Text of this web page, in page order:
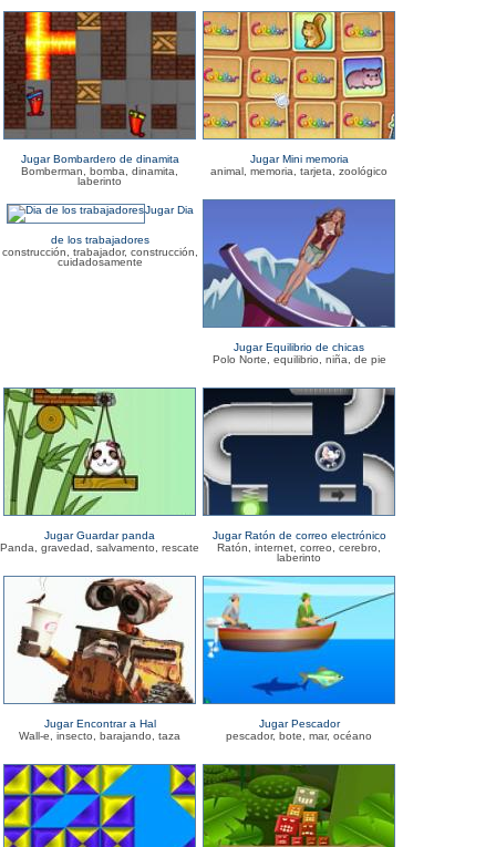
Jugar Bombardero de dinamita
Bomberman, bomba, dinamita,
laberinto
Jugar Mini memoria
animal, memoria, tarjeta, zoológico
Jugar Dia
de los trabajadores
construcción, trabajador, construcción,
cuidadosamente
Jugar Equilibrio de chicas
Polo Norte, equilibrio, niña, de pie
Jugar Guardar panda
Panda, gravedad, salvamento, rescate
Jugar Ratón de correo electrónico
Ratón, internet, correo, cerebro,
laberinto
Jugar Encontrar a Hal
Wall-e, insecto, barajando, taza
Jugar Pescador
pescador, bote, mar, océano